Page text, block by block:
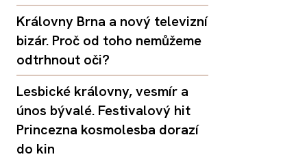
Královny Brna a nový televizní
bizár. Proč od toho nemůžeme
odtrhnout oči?
Lesbické královny, vesmír a
únos bývalé. Festivalový hit
Princezna kosmolesba dorazí
do kin